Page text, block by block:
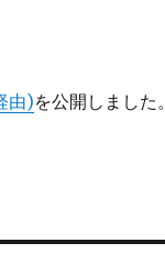
由)を公開しました。